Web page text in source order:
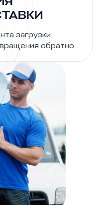
загрузки
обратно